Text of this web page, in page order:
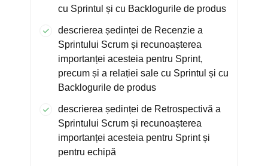
cu Sprintul și cu Backlogurile de produs
descrierea ședinței de Recenzie a
Sprintului Scrum și recunoașterea
importanței acesteia pentru Sprint,
precum și a relației sale cu Sprintul și cu
Backlogurile de produs
descrierea ședinței de Retrospectivă a
Sprintului Scrum și recunoașterea
importanței acesteia pentru Sprint și
pentru echipă